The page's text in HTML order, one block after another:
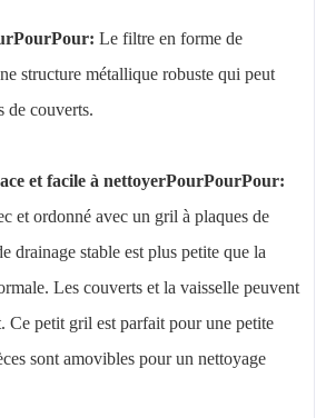
Le filtre en forme de
structure métallique robuste qui peut
de couverts.
et facile à nettoyerPourPourPour:
et ordonné avec un gril à plaques de
drainage stable est plus petite que la
Les couverts et la vaisselle peuvent
Ce petit gril est parfait pour une petite
sont amovibles pour un nettoyage